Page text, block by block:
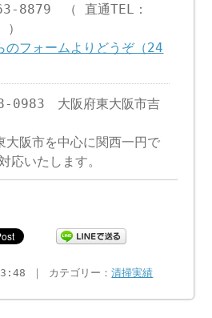
8879 （ 直通TEL：
のフォームよりどうぞ（24
0983 大阪府東大阪市吉
大阪市を中心に関西一円で
応いたします。
｜ カテゴリー：清掃実績